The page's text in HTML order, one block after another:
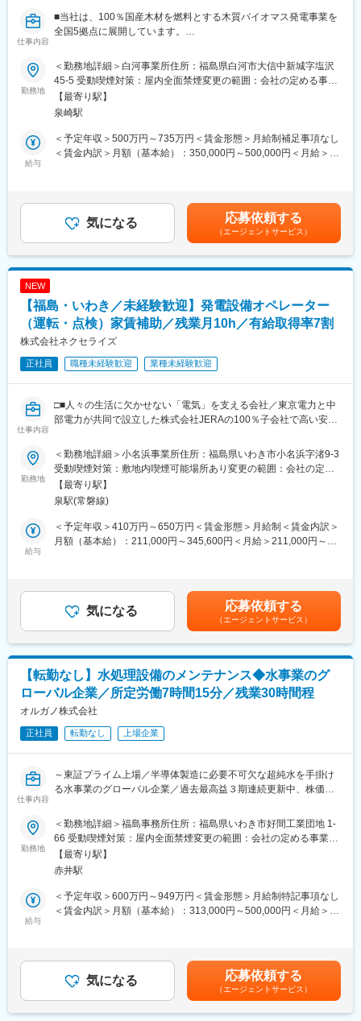
仕事内容
■当社は、100％国産木材を燃料とする木質バイオマス発電事業を
全国5拠点に展開しています。
全、地域経済の活性化、脱炭素社会の実現に貢献しています。再
生可能エネルギーの安定供給を担う重要な拠点として、地域社会
と共生しながら運営を続けています。
今回は、福島県白河市にある発電所で、電気主任技術者を募集し
ています。
■職務内容：
・中長期保全計画の策定および実行
・保守点検委託業者の選定・契約管理・工程管理
■就業環境
同社の白川発電所（福島）で電気主任技術者としてご就業頂きま
す。
している職場です。
■業務の魅力
・中長期保全計画からトラブル対応、設備改善まで幅広く携われ
る
・改善提案を歓迎する風土があり、自身の知見を活かしやすい環
境
■当社の強み
100％国産木材を活用した再生可能エネルギー事業
め、自身の仕事が社会や地域につながる実感を得られます。
変更の範囲：会社の定める業務
勤務地
＜勤務地詳細＞白河事業所住所：福島県白河市大信中新城字塩沢
45-5 受動喫煙対策：屋内全面禁煙変更の範囲：会社の定める事業
所【最寄り駅】
泉崎駅
給与
＜予定年収＞500万円～735万円＜賃金形態＞月給制補足事項なし
＜賃金内訳＞月額（基本給）：350,000円～500,000円＜月給＞
あり、選考を通じて上下する可能性があります。月給(月額)は固定
手当を含めた表記です。
気になる 応募依頼する
（エージェントサービス）
NEW
【福島・いわき／未経験歓迎】発電設備オペレーター
（運転・点検）家賃補助／残業月10h／有給取得率7割
株式会社ネクセライズ
正社員 職種未経験歓迎 業種未経験歓迎
仕事内容
□■人々の生活に欠かせない「電気」を支える会社／東京電力と中
部電力が共同で設立した株式会社JERAの100％子会社で高い安定
◎電力インフラを支える事業のため、景気の影響を受けにくく、
長期的に安定した経営基盤
◎家賃補助あり・福利厚生充実／働きやすさ抜群
◎決められた手順に沿って進める業務が中心／座学研修からOJT
と着実に知識・技術を取得できます！
や設備管理をお任せします。
する業務です。
・各種設備の日常点検、定期点検、保守管理業務
・発電所間をつなぐパイプライン（ガス導管）の点検
・その他、発電所運営に関わる付帯業務
■LNGとは：
・液化天然ガス（天然ガスを冷却し、液化したもの）
・用途：発電や都市ガス燃料として使用
【入社後の流れ】
で、点検方法や設備の確認手順を一つずつ習得していきます。
未経験からの育成を前提とした採用のため、入社時点で専門知識
は不要です。
時間をかけて着実に知識と技術を身につけられる環境ですので、
■働き方
◇有給取得率70%超
◇家賃補助制度あり(最大50％補助)
◇財形貯蓄制度・カフェテリアプラン（75,000円分/年付与）
勤務地
＜勤務地詳細＞小名浜事業所住所：福島県いわき市小名浜字渚9-3
受動喫煙対策：敷地内喫煙可能場所あり変更の範囲：会社の定め
る事業所
【最寄り駅】
泉駅(常磐線)
給与
＜予定年収＞410万円～650万円＜賃金形態＞月給制＜賃金内訳＞
月額（基本給）：211,000円～345,600円＜月給＞211,000円～
たは対象外となります。賃金はあくまでも目安の金額であり、選
考を通じて上下する可能性があります。月給(月額)は固定手当を含
めた表記です。
気になる 応募依頼する
（エージェントサービス）
【転勤なし】水処理設備のメンテナンス◆水事業のグ
ローバル企業／所定労働7時間15分／残業30時間程
オルガノ株式会社
正社員 転勤なし 上場企業
仕事内容
～東証プライム上場／半導体製造に必要不可欠な超純水を手掛け
る水事業のグローバル企業／過去最高益３期連続更新中、株価は
で働きやすい環境／平均年収903万円～
■業務概要:
当社が納入した水処理関連設備（原子力発電所、火力発電所、一
般プラント設備）のメンテナンスおよび関連工事の作業責任者を
担当していただきます。
単なる点検・修理にとどまらず、メンテナンス計画、施工管理、
体を理解できる技術者へ成長できます。
勤務地
＜勤務地詳細＞福島事務所住所：福島県いわき市好間工業団地 1-
66 受動喫煙対策：屋内全面禁煙変更の範囲：会社の定める事業所
（リモートワーク含む）
【最寄り駅】
赤井駅
給与
＜予定年収＞600万円～949万円＜賃金形態＞月給制特記事項なし
＜賃金内訳＞月額（基本給）：313,000円～500,000円＜月給＞
者、子2名）賃金はあくまでも目安の金額であり、選考を通じて上
下する可能性があります。月給(月額)は固定手当を含めた表記で
す。
気になる 応募依頼する
（エージェントサービス）